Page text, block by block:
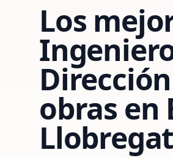
Los
obras en